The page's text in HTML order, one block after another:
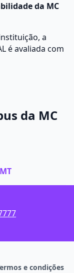
da MC
a
é avaliada com
da MC
e condições